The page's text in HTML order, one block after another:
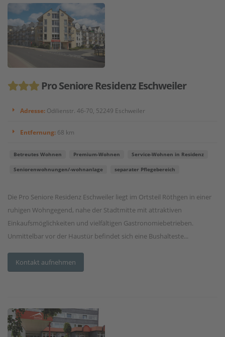
Pro Seniore Residenz Eschweiler
Adresse: Odilienstr. 46-70, 52249 Eschweiler
Entfernung: 68 km
Betreutes Wohnen Premium-Wohnen Service-Wohnen in Residenz
Seniorenwohnungen/-wohnanlage separater Pflegebereich
Die Pro Seniore Residenz Eschweiler liegt im Ortsteil Röthgen in einer
ruhigen Wohngegend, nahe der Stadtmitte mit attraktiven
Einkaufsmöglichkeiten und vielfältigen Gastronomiebetrieben.
Unmittelbar vor der Haustür befindet sich eine Bushalteste...
Kontakt aufnehmen